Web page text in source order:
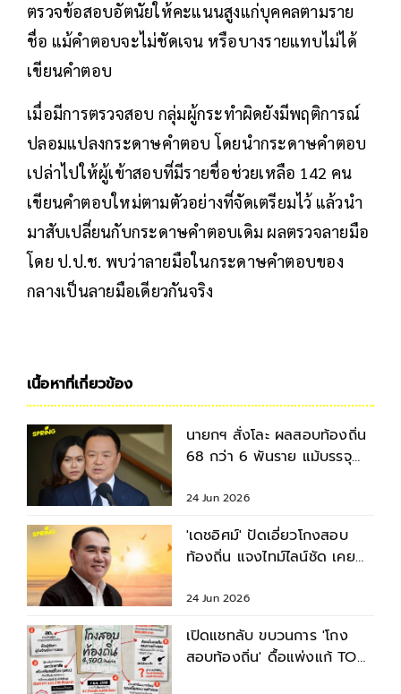
ตรวจข้อสอบอัตนัยให้คะแนนสูงแก่บุคคลตามราย
ชื่อ แม้คำตอบจะไม่ชัดเจน หรือบางรายแทบไม่ได้
เขียนคำตอบ
เมื่อมีการตรวจสอบ กลุ่มผู้กระทำผิดยังมีพฤติการณ์
ปลอมแปลงกระดาษคำตอบ โดยนำกระดาษคำตอบ
เปล่าไปให้ผู้เข้าสอบที่มีรายชื่อช่วยเหลือ 142 คน
เขียนคำตอบใหม่ตามตัวอย่างที่จัดเตรียมไว้ แล้วนำ
มาสับเปลี่ยนกับกระดาษคำตอบเดิม ผลตรวจลายมือ
โดย ป.ป.ช. พบว่าลายมือในกระดาษคำตอบของ
กลางเป็นลายมือเดียวกันจริง
เนื้อหาที่เกี่ยวข้อง
นายกฯ สั่งโละ ผลสอบท้องถิ่น
68 กว่า 6 พันราย แม้บรรจุ
24 Jun 2026
'เดชอิศม์' ปัดเอี่ยวโกงสอบ
ท้องถิ่น แจงไทม์ไลน์ชัด เคย
24 Jun 2026
เปิดแชทลับ ขบวนการ 'โกง
สอบท้องถิ่น' ดื้อแพ่งแก้ TOR